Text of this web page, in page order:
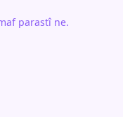
parastî ne.